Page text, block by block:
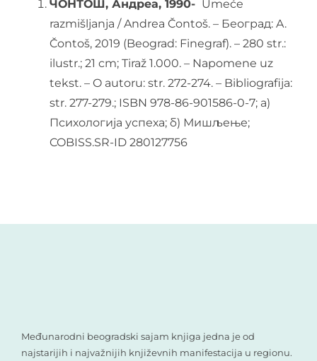
O nama
Latinica
ЧОНТОШ, Андреа, 1990- Umeće
razmišljanja / Andrea Čontoš. – Београд: A.
Čontoš, 2019 (Beograd: Finegraf). – 280 str.:
ilustr.; 21 cm; Tiraž 1.000. – Napomene uz
tekst. – O autoru: str. 272-274. – Bibliografija:
str. 277-279.; ISBN 978-86-901586-0-7; а)
Психологија успеха; б) Мишљење;
COBISS.SR-ID 280127756
Međunarodni beogradski sajam knjiga jedna je od
najstarijih i najvažnijih književnih manifestacija u regionu.